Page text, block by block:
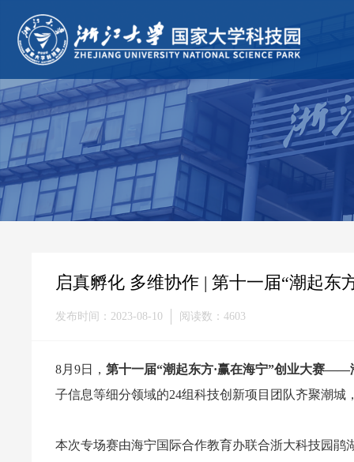
启真孵化 多维协作 | 第十一届“潮起
发布时间：2023-08-10 阅读数：4603
8月9日， 第十一届“潮起东方·赢在海宁”创业大赛——
子信息等细分领域的24组科技创新项目团队齐聚潮城
本次专场赛由海宁国际合作教育办联合浙大科技园